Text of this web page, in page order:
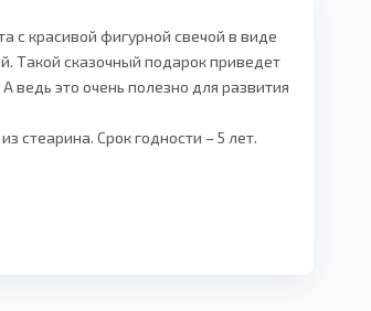
с красивой фигурной свечой в виде
Такой сказочный подарок приведет
ведь это очень полезно для развития
стеарина. Срок годности – 5 лет.